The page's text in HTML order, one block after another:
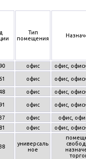
Тип
помещения
офис офис,
офис офис,
офис офис,
офис офис,
офис
офис,
офис офис,
универсаль
ное